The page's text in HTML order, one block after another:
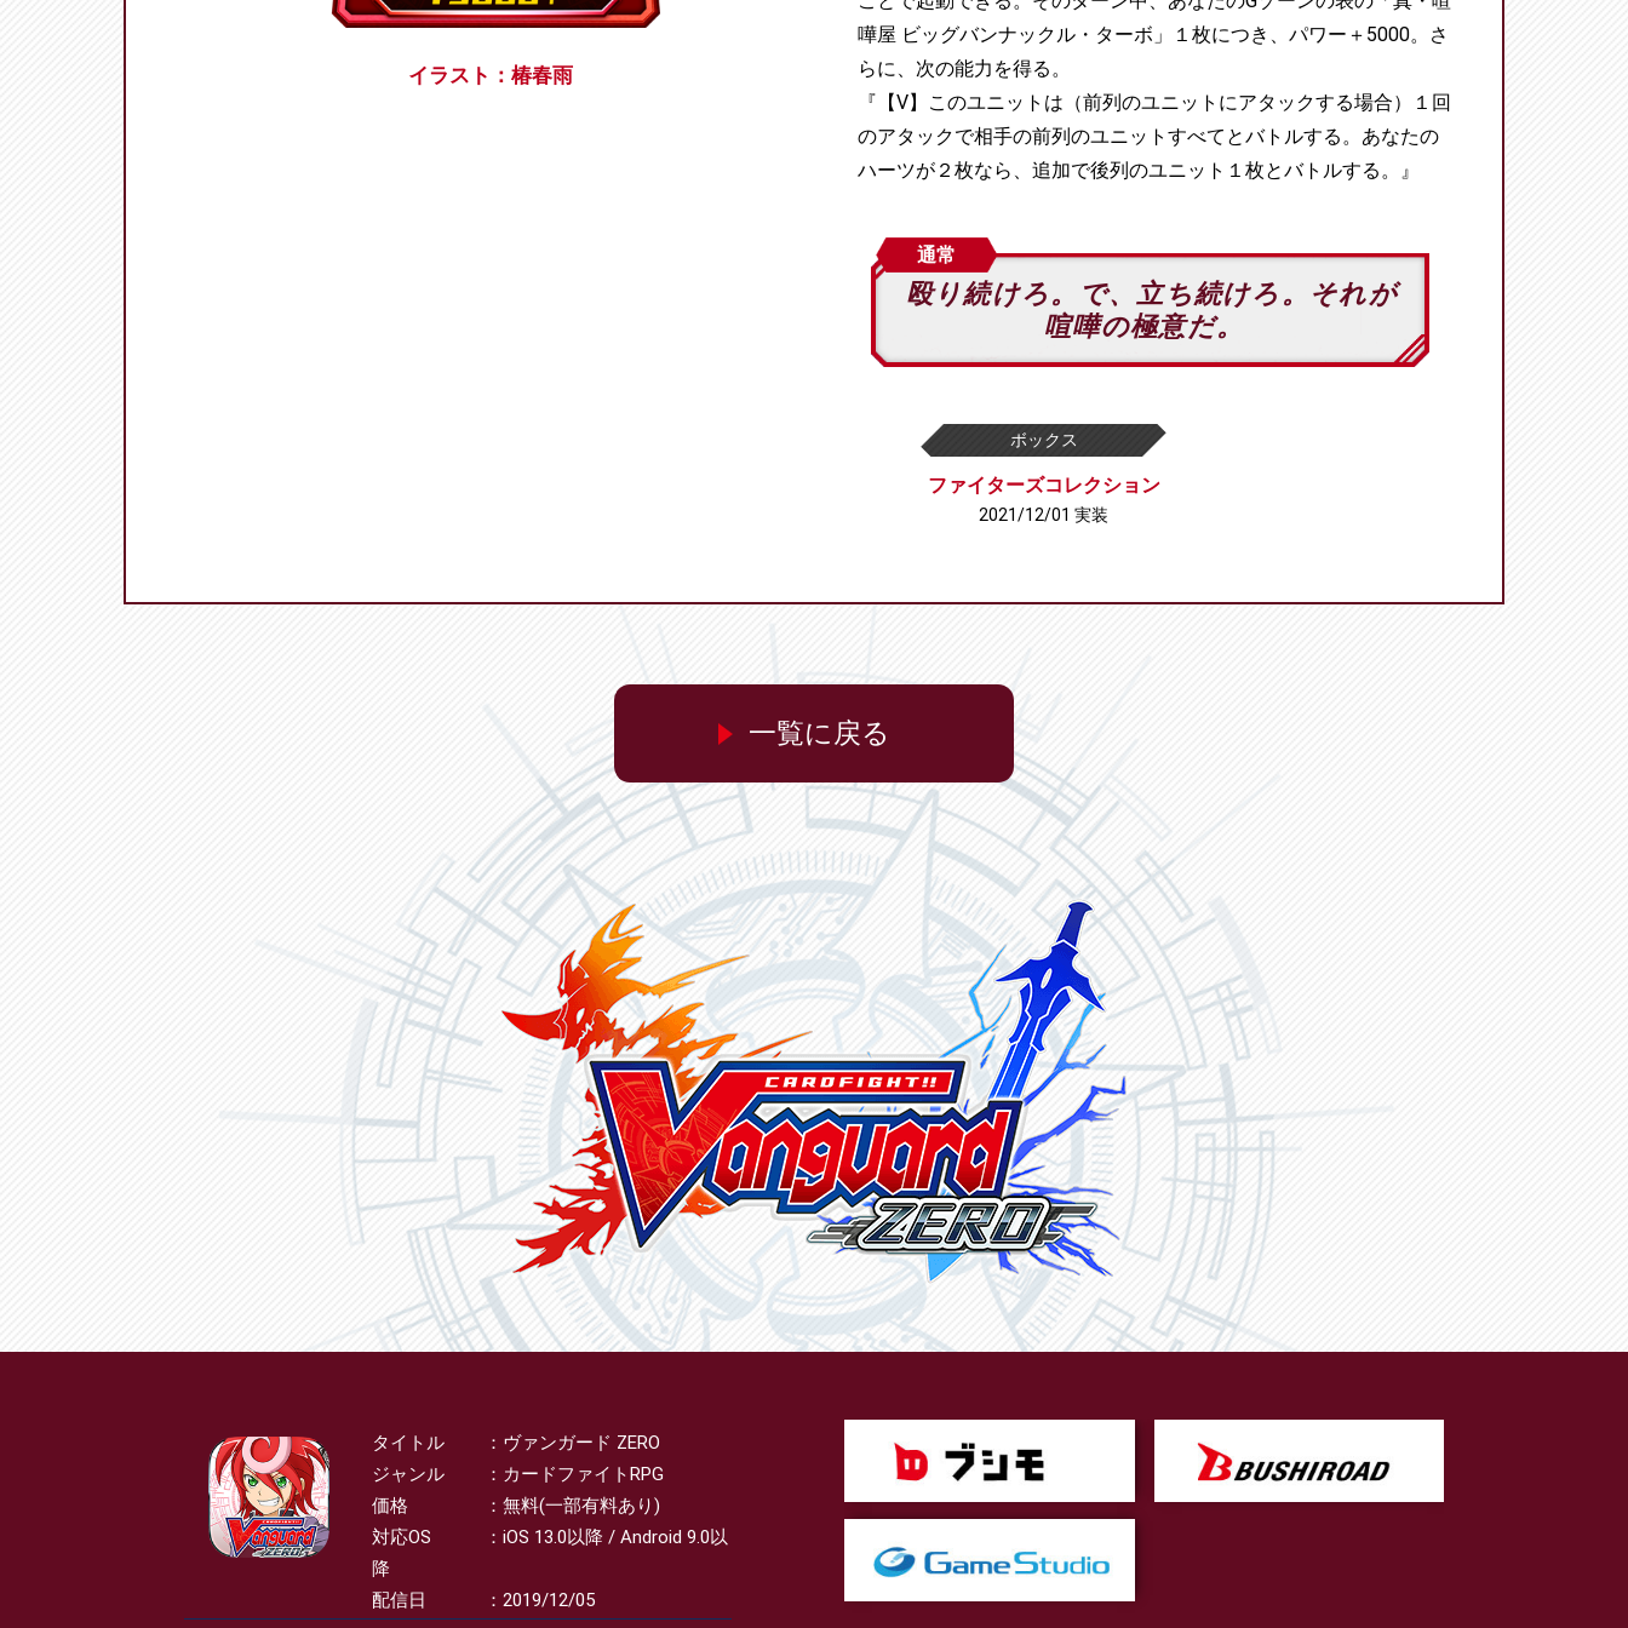
イラスト：椿春雨
嘩屋 ビッグバンナックル・ターボ」１枚につき、パワー＋5000。さ
らに、次の能力を得る。
『【V】このユニットは（前列のユニットにアタックする場合）１回
のアタックで相手の前列のユニットすべてとバトルする。あなたの
ハーツが２枚なら、追加で後列のユニット１枚とバトルする。』
通常
殴り続けろ。で、立ち続けろ。それが
喧嘩の極意だ。
ボックス
ファイターズコレクション
2021/12/01 実装
一覧に戻る
ヴァンガード ZERO
タイトル
ヴァンガード ZERO
ジャンル
カードファイトRPG
価格
無料(一部有料あり)
対応OS
iOS 13.0以降 / Android 9.0以
降
配信日
2019/12/05